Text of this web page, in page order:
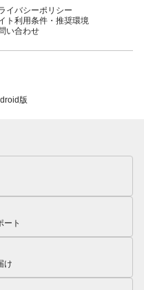
イバシーポリシー
ト利用条件・推奨環境
い合わせ
版
ート
け